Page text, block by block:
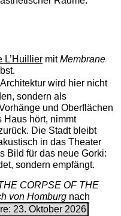
L’Huilliermit ­Membrane
Architektur wird hier nicht
sondern als
und Oberflächen
Haus hört, nimmt
Die Stadt bleibt
in das Theater
Bild für das neue Gorki:
sondern empfängt.
CORPSE OF THE
von Homburgnach
23. Oktober 2026